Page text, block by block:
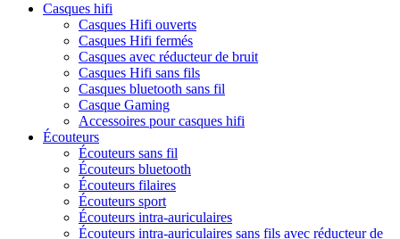
Casques hifi
Casques Hifi ouverts
Casques Hifi fermés
Casques avec réducteur de bruit
Casques Hifi sans fils
Casques bluetooth sans fil
Casque Gaming
Accessoires pour casques hifi
Écouteurs
Écouteurs sans fil
Écouteurs bluetooth
Écouteurs filaires
Écouteurs sport
Écouteurs intra-auriculaires
Écouteurs intra-auriculaires sans fils avec réducteur de